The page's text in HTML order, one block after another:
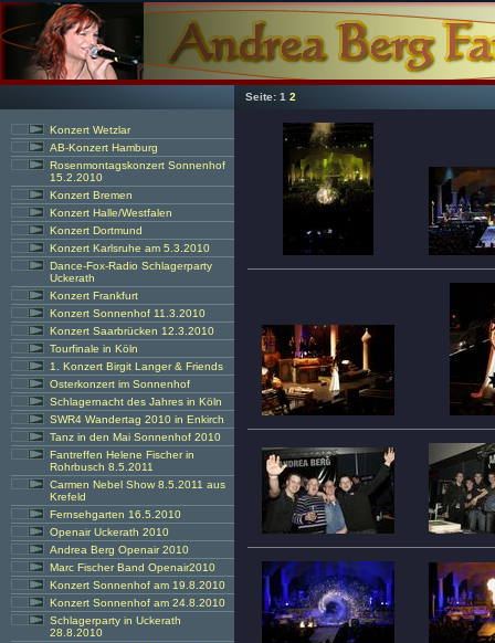
Seite: 1 2
Konzert Wetzlar
AB-Konzert Hamburg
Rosenmontagskonzert Sonnenhof
15.2.2010
Konzert Bremen
Konzert Halle/Westfalen
Konzert Dortmund
Konzert Karlsruhe am 5.3.2010
Dance-Fox-Radio Schlagerparty
Uckerath
Konzert Frankfurt
Konzert Sonnenhof 11.3.2010
Konzert Saarbrücken 12.3.2010
Tourfinale in Köln
1. Konzert Birgit Langer & Friends
Osterkonzert im Sonnenhof
Schlagernacht des Jahres in Köln
SWR4 Wandertag 2010 in Enkirch
Tanz in den Mai Sonnenhof 2010
Fantreffen Helene Fischer in
Rohrbusch 8.5.2011
Carmen Nebel Show 8.5.2011 aus
Krefeld
Fernsehgarten 16.5.2010
Openair Uckerath 2010
Andrea Berg Openair 2010
Marc Fischer Band Openair2010
Konzert Sonnenhof am 19.8.2010
Konzert Sonnenhof am 24.8.2010
Schlagerparty in Uckerath
28.8.2010